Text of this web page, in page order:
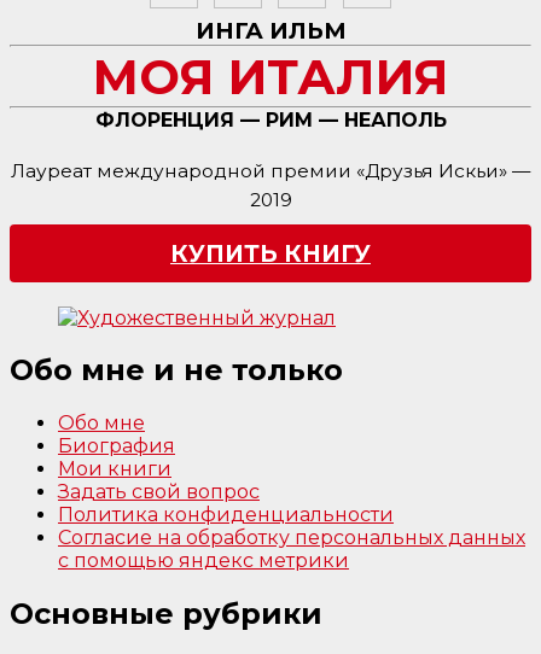
ИНГА ИЛЬМ
МОЯ ИТАЛИЯ
ФЛОРЕНЦИЯ — РИМ — НЕАПОЛЬ
Лауреат международной премии «Друзья Искьи» —
2019
КУПИТЬ КНИГУ
Обо мне и не только
Обо мне
Биография
Мои книги
Задать свой вопрос
Политика конфиденциальности
Согласие на обработку персональных данных
с помощью яндекс метрики
Основные рубрики